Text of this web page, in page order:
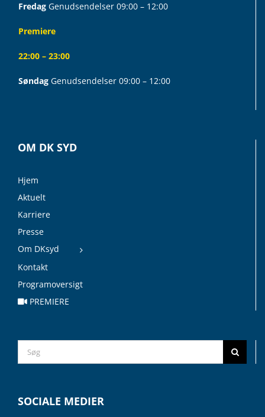
Fredag Genudsendelser 09:00 – 12:00
Premiere
22:00 – 23:00
Søndag Genudsendelser 09:00 – 12:00
OM DK SYD
Hjem
Aktuelt
Karriere
Presse
Om DKsyd
Kontakt
Programoversigt
PREMIERE
Search
for:
SOCIALE MEDIER